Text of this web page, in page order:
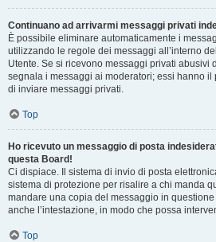
Continuano ad arrivarmi messaggi privati
È possibile eliminare automaticamente i
utilizzando le regole dei messaggi all’interno
Utente. Se si ricevono messaggi privati ​​abusivi
segnala i messaggi ai moderatori; essi hanno il
di inviare messaggi privati​​.
Top
Ho ricevuto un messaggio di posta
questa Board!
Ci dispiace. Il sistema di invio di posta
sistema di protezione per risalire a chi manda
mandare una copia del messaggio in
anche l’intestazione, in modo che possa
Top